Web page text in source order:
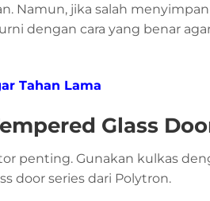
Namun, jika salah
dengan cara yang benar
Tahan Lama
Glass
penting. Gunakan kulkas
door series dari Polytron.